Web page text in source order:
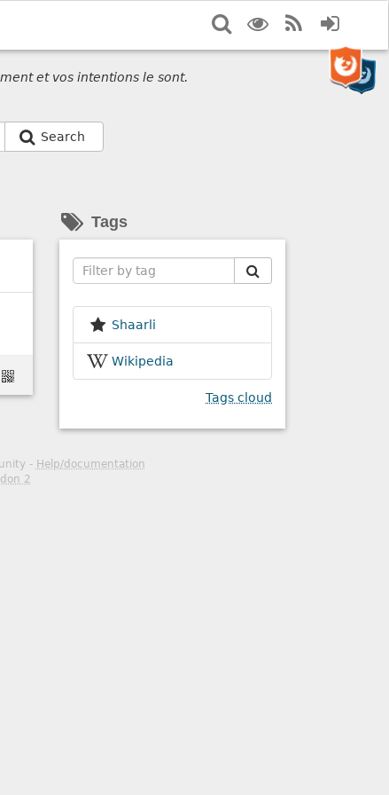
SearchDisplay
RSS
et vos intentions le sont.
Search
Tags
Shaarli
Wikipedia
Tags cloud
- Help/documentation
2